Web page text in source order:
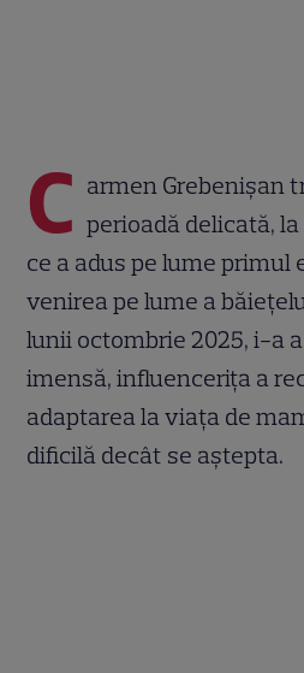
C armen Grebenișan
perioadă delicată,
ce a adus pe lume primul
venirea pe lume a
lunii octombrie 2025, i-a
imensă, influencerița a
adaptarea la viața de
dificilă decât se aștepta.